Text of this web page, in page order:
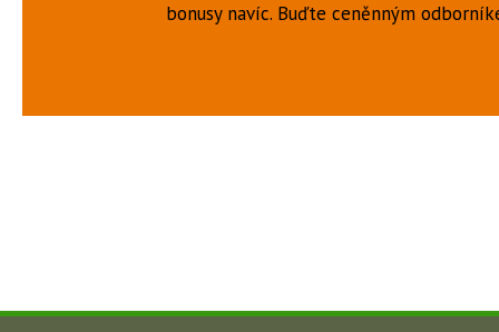
bonusy navíc. Buďte ceněnným